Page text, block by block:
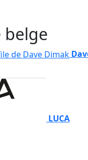
belge
LUCA